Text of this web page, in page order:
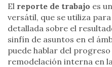
El reporte de trabajo es
versátil, que se utiliza
detallada sobre el
sinfín de asuntos en el
puede hablar del
remodelación interna en